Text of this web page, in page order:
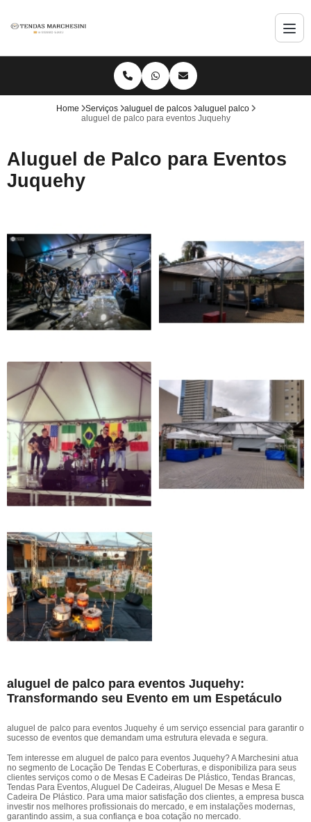
Home Serviços aluguel de palcos
aluguel palco
aluguel de palco para eventos Juquehy
Aluguel de Palco para Eventos
Juquehy
aluguel de palco para eventos Juquehy:
Transformando seu Evento em um Espetáculo
aluguel de palco para eventos Juquehy é um serviço essencial para garantir o
sucesso de eventos que demandam uma estrutura elevada e segura.
Tem interesse em aluguel de palco para eventos Juquehy? A Marchesini atua
no segmento de Locação De Tendas E Coberturas, e disponibiliza para seus
clientes serviços como o de Mesas E Cadeiras De Plástico, Tendas Brancas,
Tendas Para Eventos, Aluguel De Cadeiras, Aluguel De Mesas e Mesa E
Cadeira De Plástico. Para uma maior satisfação dos clientes, a empresa busca
investir nos melhores profissionais do mercado, e em instalações modernas,
garantindo assim, a sua confiança e boa cotação no mercado.